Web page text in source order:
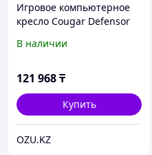
Игровое компьютерное
кресло Cougar Defensor
В наличии
121 968₸
Купить
OZU.KZ